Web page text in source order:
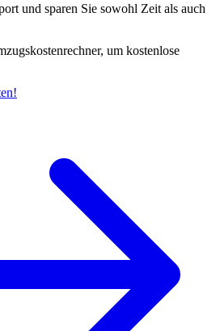
und sparen Sie sowohl Zeit als auch
um kostenlose